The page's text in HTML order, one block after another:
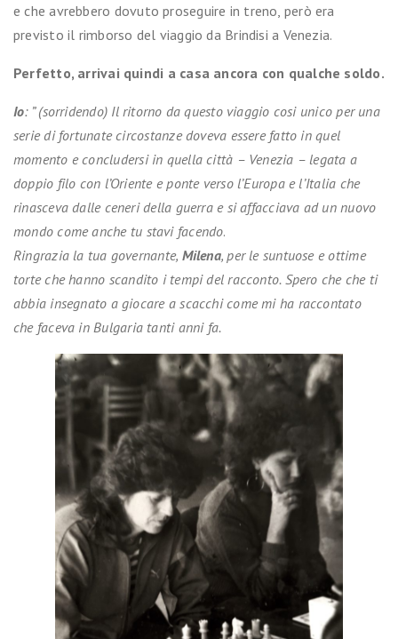
e che avrebbero dovuto proseguire in treno, però era
previsto il rimborso del viaggio da Brindisi a Venezia.
Perfetto, arrivai quindi a casa ancora con qualche soldo.
Io: ” (sorridendo) Il ritorno da questo viaggio cosi unico per una
serie di fortunate circostanze doveva essere fatto in quel
momento e concludersi in quella città – Venezia – legata a
doppio filo con l’Oriente e ponte verso l’Europa e l’Italia che
rinasceva dalle ceneri della guerra e si affacciava ad un nuovo
mondo come anche tu stavi facendo.
Ringrazia la tua governante, Milena, per le suntuose e ottime
torte che hanno scandito i tempi del racconto. Spero che che ti
abbia insegnato a giocare a scacchi come mi ha raccontato
che faceva in Bulgaria tanti anni fa.